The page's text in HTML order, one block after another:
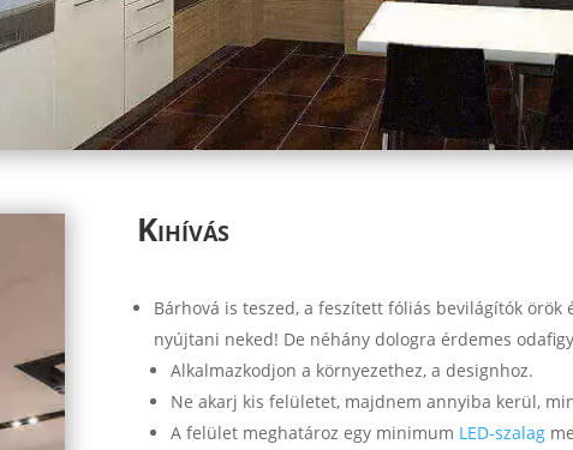
Kihívás
Bárhová is teszed, a feszített fóliás bevilágítók örök
nyújtani neked! De néhány dologra érdemes
Alkalmazkodjon a környezethez, a designhoz.
Ne akarj kis felületet, majdnem annyiba kerül,
A felület meghatároz egy minimum LED-szalag